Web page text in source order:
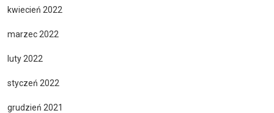
kwiecień 2022
marzec 2022
luty 2022
styczeń 2022
grudzień 2021